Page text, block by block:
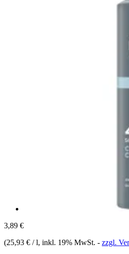
3,89 €
(25,93 € / l, inkl. 19% MwSt. - zzgl.